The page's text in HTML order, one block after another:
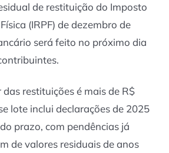
de restituição do Imposto
(IRPF) de dezembro de
será feito no próximo dia
restituições é mais de R$
lote inclui declarações de 2025
prazo, com pendências já
de valores residuais de anos